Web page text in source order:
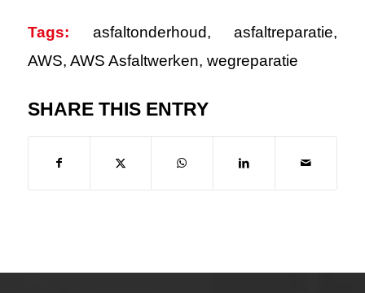
Tags: asfaltonderhoud,asfaltreparatie,
AWS, AWS Asfaltwerken, wegreparatie
SHARE THIS ENTRY